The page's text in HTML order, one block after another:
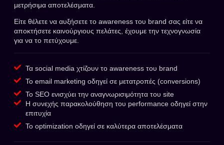
μετρήσιμα αποτελέσματα.
Είτε θέλετε να αυξήσετε το awareness του brand σας είτε να
αποκτήσετε καινούργιους πελάτες, έχουμε την τεχνογνωσία
για να το πετύχουμε.
Τα social media χτίζουν το awareness του brand
Το email marketing οδηγεί σε μετατροπές (conversions)
Το SEO ενισχύει την αναγνωρισιμότητα του site
Η συνεχής παρακολούθηση του performance οδηγεί στην
επιτυχία
Το optimization οδηγεί σε καλύτερα αποτελέσματα